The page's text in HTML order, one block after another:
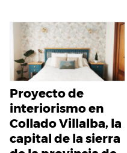
Proyecto de
interiorismo en
Collado Villalba, la
capital de la sierra